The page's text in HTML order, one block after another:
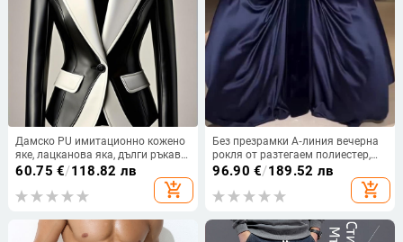
Дамско PU имитационно кожено
яке, лацканова яка, дълги ръкави,
едно копче отпред, полиестерова
60.75 €/118.82 лв
add_shopping_cart
Без презрамки А‑линия вечерна
рокля от разтегаем полиестер,
дълга, висока талия, 3D кройка,
96.90 €/189.52 лв
add_shopping_cart